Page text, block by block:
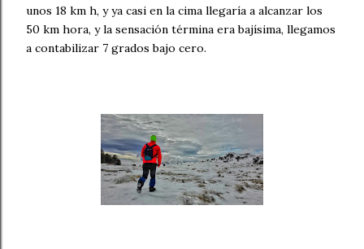
unos 18 km h, y ya casi en la cima llegaría a alcanzar los
50 km hora, y la sensación términa era bajísima, llegamos
a contabilizar 7 grados bajo cero.